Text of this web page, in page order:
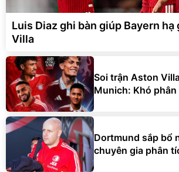
Luis Diaz ghi bàn giúp Bayern hạ
Villa
Soi trận Aston
Munich: Khó
Dortmund sắp bổ
chuyên gia phân